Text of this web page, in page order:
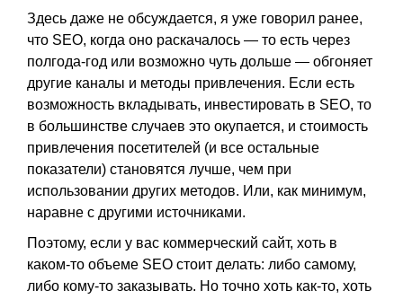
Здесь даже не обсуждается, я уже говорил ранее,
что SEO, когда оно раскачалось — то есть через
полгода-год или возможно чуть дольше — обгоняет
другие каналы и методы привлечения. Если есть
возможность вкладывать, инвестировать в SEO, то
в большинстве случаев это окупается, и стоимость
привлечения посетителей (и все остальные
показатели) становятся лучше, чем при
использовании других методов. Или, как минимум,
наравне с другими источниками.
Поэтому, если у вас коммерческий сайт, хоть в
каком-то объеме SEO стоит делать: либо самому,
либо кому-то заказывать. Но точно хоть как-то, хоть